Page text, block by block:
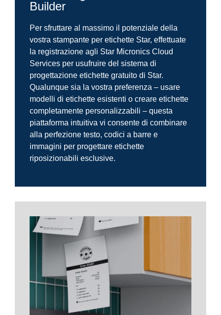
Builder
Per sfruttare al massimo il potenziale della
vostra stampante per etichette Star, effettuate
la registrazione agli Star Micronics Cloud
Services per usufruire del sistema di
progettazione etichette gratuito di Star.
Qualunque sia la vostra preferenza – usare
modelli di etichette esistenti o creare etichette
completamente personalizzabili – questa
piattaforma intuitiva vi consente di combinare
alla perfezione testo, codici a barre e
immagini per progettare etichette
riposizionabili esclusive.